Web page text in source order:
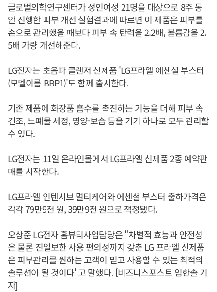
글로벌의학연구센터가 성인여성 21명을 대상으로 8주 동
안 진행한 피부 개선 실험결과에 따르면 이 제품은 피부를
손으로 관리했을 때보다 피부 속 탄력을 2.2배, 볼륨감을 2.
5배 가량 개선해준다.
LG전자는 초음파 클렌저 신제품 'LG프라엘 에센셜 부스터
(모델이름 BBP1)'도 함께 출시한다.
기존 제품에 화장품 흡수를 촉진하는 기능을 더해 피부 속
건조, 노폐물 세정, 영양·보습 등을 기기 하나로 모두 관리할
수 있다.
LG전자는 11일 온라인몰에서 LG프라엘 신제품 2종 예약판
매를 시작한다.
LG프라엘 인텐시브 멀티케어와 에센셜 부스터 출하가격은
각각 79만9천 원, 39만9천 원으로 책정됐다.
오상준 LG전자 홈뷰티사업담당은 "차별적 효능과 안전성
은 물론 진일보한 사용 편의성까지 갖춘 LG 프라엘 신제품
은 피부관리를 원하는 고객이 믿고 사용할 수 있는 최적의
솔루션이 될 것이다"고 말했다. [비즈니스포스트 임한솔 기
자]